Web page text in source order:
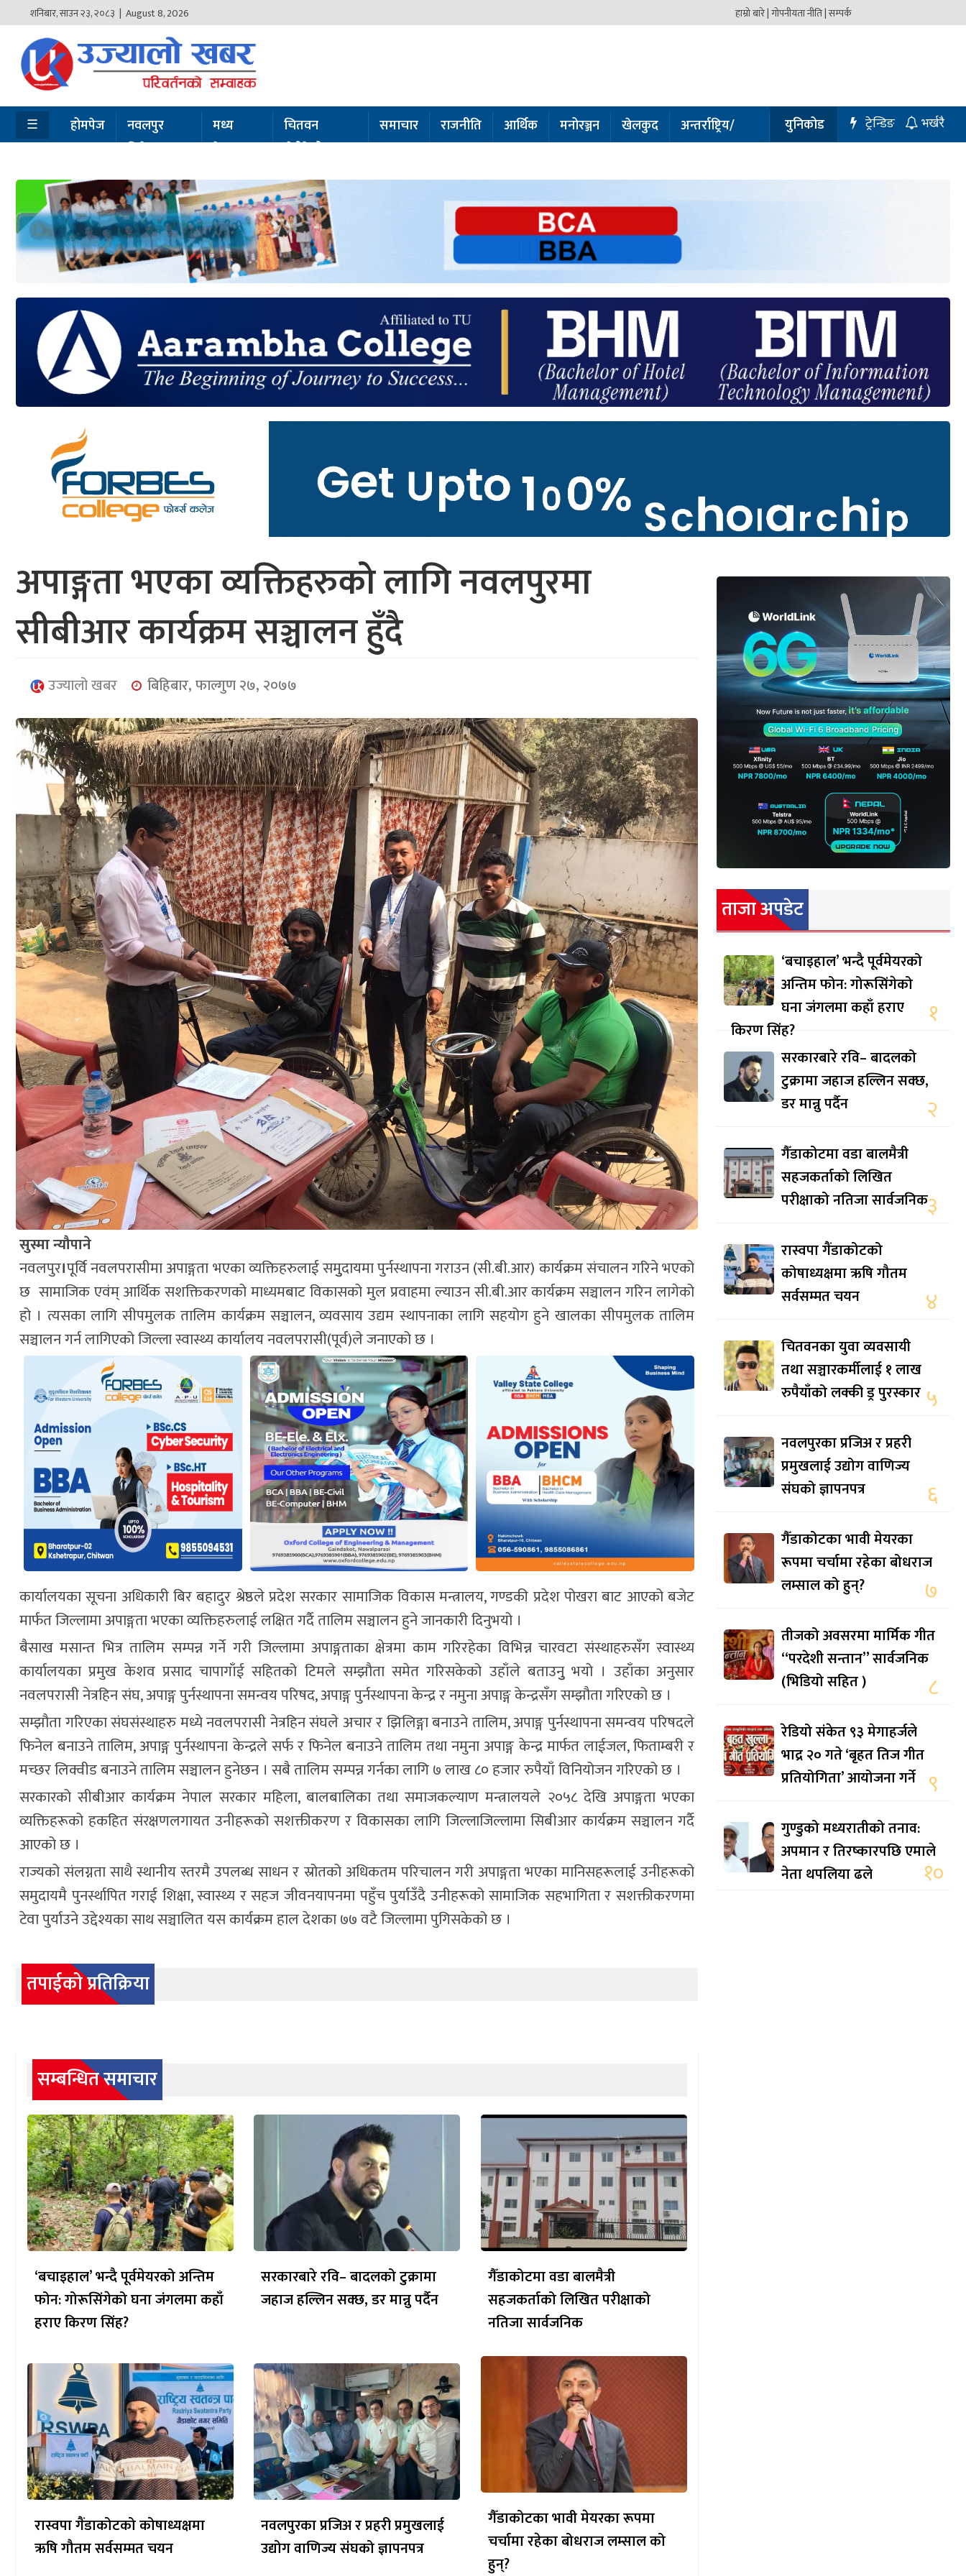
हाम्रो बारे |गोपनीयता नीति |सम्पर्क
शनिबार,साउन२३,२०८३ | August 8, 2026
होमपेज
नवलपुर
विशेष
चितवन
सेरोफेरो
राजनीति
आर्थिक
मनोरञ्जन
युनिकोड
☰ होमपेज
नवलपुर
विशेष
मध्य
नेपाल
चितवन
सेरोफेरो
समाचार राजनीति आर्थिक मनोरञ्जन खेलकुद
अन्तर्राष्ट्रिय/
प्रबास
युनिकोड भर्खरै
ट्रेन्डिङ
अपाङ्गता भएका व्यक्तिहरुको लागि नवलपुरमा
सीबीआर कार्यक्रम सञ्चालन हुुँदै
उज्यालो खबर बिहिबार, फाल्गुण २७, २०७७
सुस्मा न्यौपाने
नवलपुर।पूर्वि नवलपरासीमा अपाङ्गता भएका व्यक्तिहरुलाई समुुदायमा पुर्नस्थापना गराउन (सी.बी.आर) कार्यक्रम संचालन गरिने भएको
छ सामाजिक एवंम् आर्थिक सशक्तिकरणको माध्यमबाट विकासको मुल प्रवाहमा ल्याउन सी.बी.आर कार्यक्रम सञ्चालन गरिन लागेको
हो । त्यसका लागि सीपमुलक तालिम कार्यक्रम सञ्चालन, व्यवसाय उद्यम स्थापनाका लागि सहयोग हुने खालका सीपमुलक तालिम
सञ्चालन गर्न लागिएको जिल्ला स्वास्थ्य कार्यालय नवलपरासी(पूर्व)ले जनाएको छ ।
कार्यालयका सूचना अधिकारी बिर बहादुर श्रेष्ठले प्रदेश सरकार सामाजिक विकास मन्त्रालय, गण्डकी प्रदेश पोखरा बाट आएको बजेट
मार्फत जिल्लामा अपाङ्गता भएका व्यक्तिहरुलाई लक्षित गर्दै तालिम सञ्चालन हुने जानकारी दिनुभयो ।
बैसाख मसान्त भित्र तालिम सम्पन्न गर्ने गरी जिल्लामा अपाङ्गताका क्षेत्रमा काम गरिरहेका विभिन्न चारवटा संस्थाहरुसँग स्वास्थ्य
कार्यालयका प्रमुख केशव प्रसाद चापागाँई सहितको टिमले सम्झौता समेत गरिसकेको उहाँले बताउनुु भयो । उहाँका अनुसार
नवलपरासी नेत्रहिन संघ, अपाङ्ग पुर्नस्थापना समन्वय परिषद, अपाङ्ग पुर्नस्थापना केन्द्र र नमुना अपाङ्ग केन्द्रसँग सम्झौता गरिएको छ ।
सम्झौता गरिएका संघसंस्थाहरु मध्ये नवलपरासी नेत्रहिन संघले अचार र झिलिङ्गा बनाउने तालिम, अपाङ्ग पुर्नस्थापना समन्वय परिषदले
फिनेल बनाउने तालिम, अपाङ्ग पुर्नस्थापना केन्द्रले सर्फ र फिनेल बनाउने तालिम तथा नमुना अपाङ्ग केन्द्र मार्फत लाईजल, फिताम्बरी र
मच्छर लिक्वीड बनाउने तालिम सञ्चालन हुनेछन । सबै तालिम सम्पन्न गर्नका लागि ७ लाख ८० हजार रुपैयाँ विनियोजन गरिएको छ ।
सरकारको सीबीआर कार्यक्रम नेपाल सरकार महिला, बालबालिका तथा समाजकल्याण मन्त्रालयले २०५८ देखि अपाङ्गता भएका
व्यक्तिहरूको हकहित संरक्षणलगायत उनीहरूको सशक्तीकरण र विकासका लागि जिल्लाजिल्लामा सिबीआर कार्यक्रम सञ्चालन गर्दै
आएको छ ।
राज्यको संलग्नता साथै स्थानीय स्तरमै उपलब्ध साधन र स्रोतको अधिकतम परिचालन गरी अपाङ्गता भएका मानिसहरूलाई उनीहरूको
समुदायमै पुनर्स्थापित गराई शिक्षा, स्वास्थ्य र सहज जीवनयापनमा पहुँच पुर्याउँदै उनीहरूको सामाजिक सहभागिता र सशक्तीकरणमा
टेवा पुर्याउने उद्देश्यका साथ सञ्चालित यस कार्यक्रम हाल देशका ७७ वटै जिल्लामा पुगिसकेको छ ।
तपाईको प्रतिक्रिया
सम्बन्धित समाचार
‘बचाइहाल’ भन्दै पूर्वमेयरको अन्तिम
फोन: गोरूसिंगेको घना जंगलमा कहाँ
हराए किरण सिंह?
सरकारबारे रवि– बादलको टुक्रामा
जहाज हल्लिन सक्छ, डर मान्नु पर्दैन
गैँडाकोटमा वडा बालमैत्री
सहजकर्ताको लिखित परीक्षाको
नतिजा सार्वजनिक
रास्वपा गैंडाकोटको कोषाध्यक्षमा
ऋषि गौतम सर्वसम्मत चयन
नवलपुरका प्रजिअ र प्रहरी प्रमुखलाई
उद्योग वाणिज्य संघको ज्ञापनपत्र
गैँडाकोटका भावी मेयरका रूपमा
चर्चामा रहेका बोधराज लम्साल को
हुन्?
ताजा अपडेट
‘बचाइहाल’ भन्दै पूर्वमेयरको
अन्तिम फोन: गोरूसिंगेको
घना जंगलमा कहाँ हराए
किरण सिंह?
१
सरकारबारे रवि– बादलको
टुक्रामा जहाज हल्लिन सक्छ,
डर मान्नु पर्दैन
२
गैँडाकोटमा वडा बालमैत्री
सहजकर्ताको लिखित
परीक्षाको नतिजा सार्वजनिक३
रास्वपा गैंडाकोटको
कोषाध्यक्षमा ऋषि गौतम
सर्वसम्मत चयन
४
चितवनका युवा व्यवसायी
तथा सञ्चारकर्मीलाई १ लाख
रुपैयाँको लक्की ड्र पुरस्कार ५
नवलपुरका प्रजिअ र प्रहरी
प्रमुखलाई उद्योग वाणिज्य
संघको ज्ञापनपत्र
६
गैँडाकोटका भावी मेयरका
रूपमा चर्चामा रहेका बोधराज
लम्साल को हुन्?
७
तीजको अवसरमा मार्मिक गीत
“परदेशी सन्तान” सार्वजनिक
(भिडियो सहित )
८
रेडियो संकेत ९३ मेगाहर्जले
भाद्र २० गते ‘बृहत तिज गीत
प्रतियोगिता’ आयोजना गर्ने ९
गुण्डुको मध्यरातीको तनाव:
अपमान र तिरष्कारपछि एमाले
नेता थपलिया ढले
१०